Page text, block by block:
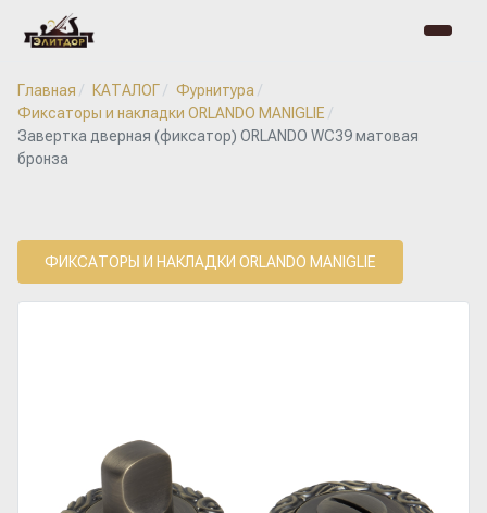
Главная КАТАЛОГ
Фурнитура
Фиксаторы и накладки ORLANDO MANIGLIE
Завертка дверная (фиксатор) ORLANDO WC39 матовая
бронза
ФИКСАТОРЫ И НАКЛАДКИ ORLANDO MANIGLIE